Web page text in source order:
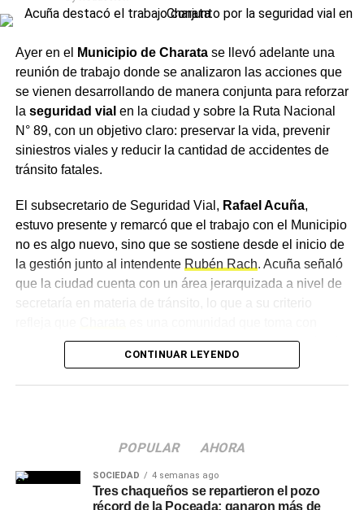
Un encuentro con distintas
áreas
Del encuentro participaron, además, el intendente de
Charata,Rubén Rach; elsubsecretario de Seguridad
Vial, Rafael Acuña; la jueza de Faltas Municipal, Gimena
Vázquez; el director de Zona Interior Charata, Antonio
Rudaz; el secretario de Tránsito, Carlos Aoad; el jefe del
Caminera, Mario Sosa, y el presidente del Concejo
Municipal, Alejandro Barcala.
Másnoticias de CharataenCharataChaco.Net.
Ayer en el Municipio de Charatase llevó adelante una
reunión de trabajo donde se analizaron las acciones que
se vienen desarrollando de manera conjunta para reforzar
la seguridad vial en la ciudad y sobre la Ruta Nacional
N° 89, con un objetivo claro: preservar la vida, prevenir
siniestros viales y reducir la cantidad de accidentes de
tránsito fatales.
El subsecretario de Seguridad Vial, Rafael Acuña,
estuvo presente y remarcó que el trabajo con el Municipio
no es algo nuevo, sino que se sostiene desde el inicio de
la gestión junto al intendente Rubén Rach. Acuña señaló
que la ciudad cuenta con un área jerarquizada a nivel de
secretaría en materia de tránsito, lo que a su criterio
importancia la movilidad, un concepto que consideró más
amplio que el de la seguridad vial, ya que atraviesa el día
distintos organismos
El funcionario provincial subrayó que resulta fundamental
CONTINUAR LEYENDO
POPULAR AHORA
SOCIEDAD 4 semanas ago
Tres chaqueños se repartieron el pozo
récord de la Poceada: ganaron más de